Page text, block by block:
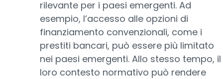
rilevante per i paesi emergenti. Ad
esempio, l’accesso alle opzioni di
finanziamento convenzionali, come i
prestiti bancari, può essere più limitato
nei paesi emergenti. Allo stesso tempo, il
loro contesto normativo può rendere